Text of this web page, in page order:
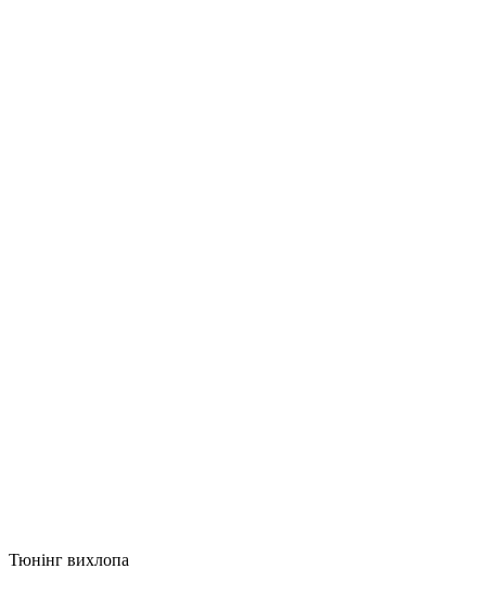
Тюнінг вихлопа